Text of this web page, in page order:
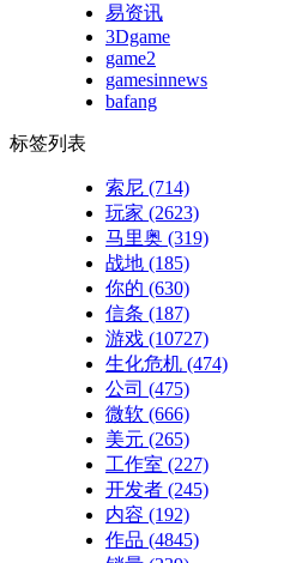
易资讯
3Dgame
game2
gamesinnews
bafang
标签列表
索尼 (714)
玩家 (2623)
马里奥 (319)
战地 (185)
你的 (630)
信条 (187)
游戏 (10727)
生化危机 (474)
公司 (475)
微软 (666)
美元 (265)
工作室 (227)
开发者 (245)
内容 (192)
作品 (4845)